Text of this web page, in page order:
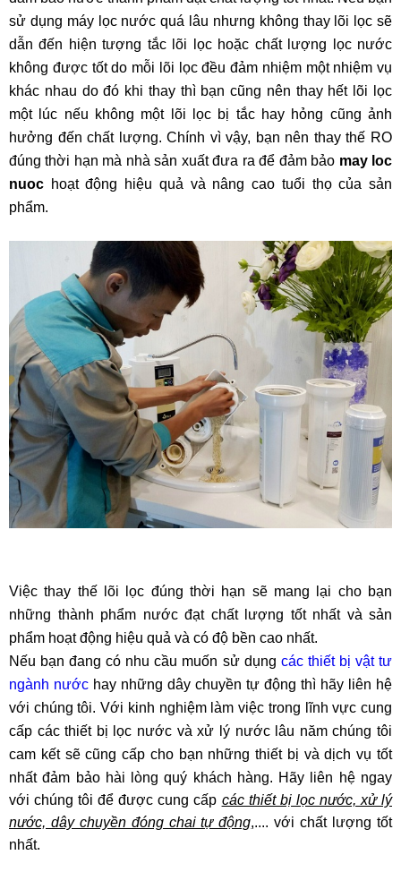
sử dụng máy lọc nước quá lâu nhưng không thay lõi lọc sẽ
dẫn đến hiện tượng tắc lõi lọc hoặc chất lượng lọc nước
không được tốt do mỗi lõi lọc đều đảm nhiệm một nhiệm vụ
khác nhau do đó khi thay thì bạn cũng nên thay hết lõi lọc
một lúc nếu không một lõi lọc bị tắc hay hỏng cũng ảnh
hưởng đến chất lượng. Chính vì vậy, bạn nên thay thế RO
đúng thời hạn mà nhà sản xuất đưa ra để đảm bảo may loc
nuoc hoạt động hiệu quả và nâng cao tuổi thọ của sản
phẩm.
Việc thay thế lõi lọc đúng thời hạn sẽ mang lại cho bạn
những thành phẩm nước đạt chất lượng tốt nhất và sản
phẩm hoạt động hiệu quả và có độ bền cao nhất.
Nếu bạn đang có nhu cầu muốn sử dụng các thiết bị vật tư
ngành nước hay những dây chuyền tự động thì hãy liên hệ
với chúng tôi. Với kinh nghiệm làm việc trong lĩnh vực cung
cấp các thiết bị lọc nước và xử lý nước lâu năm chúng tôi
cam kết sẽ cũng cấp cho bạn những thiết bị và dịch vụ tốt
nhất đảm bảo hài lòng quý khách hàng. Hãy liên hệ ngay
với chúng tôi để được cung cấp các thiết bị lọc nước, xử lý
nước, dây chuyền đóng chai tự động,.... với chất lượng tốt
nhất.